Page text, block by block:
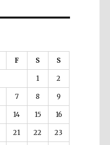
F S S
1 2
7 8 9
14 15 16
21 22 23